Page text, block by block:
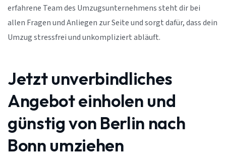
erfahrene Team des Umzugsunternehmens steht dir bei
allen Fragen und Anliegen zur Seite und sorgt dafür, dass dein
Umzug stressfrei und unkompliziert abläuft.
Jetzt unverbindliches
Angebot einholen und
günstig von Berlin nach
Bonn umziehen